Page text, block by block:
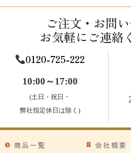
ご注文・お問
お気軽にご連絡
0120-725-222
10:00～17:00
(土日・祝日・
弊社指定休日は除く)
商品一覧 会社概要